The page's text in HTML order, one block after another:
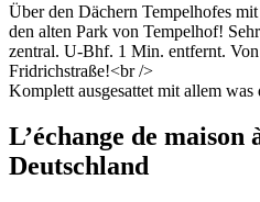
Über den Dächern Tempelhofes
den alten Park von Tempelhof!
zentral. U-Bhf. 1 Min. entfernt.
Fridrichstraße!<br />
Komplett ausgesattet mit allem
L’échange de maison
Deutschland